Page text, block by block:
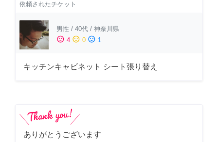
依頼されたチケット
男性 / 40代 / 神奈川県
sentiment_satisfied 4 sentiment_neutral 0 sentiment_dissatisfied 1
キッチンキャビネット シート張り替え
ありがとうございます